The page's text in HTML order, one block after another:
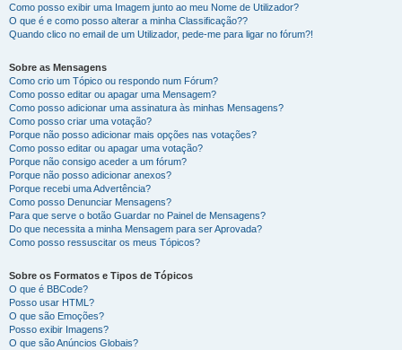
Como posso exibir uma Imagem junto ao meu Nome de Utilizador?
O que é e como posso alterar a minha Classificação??
Quando clico no email de um Utilizador, pede-me para ligar no fórum?!
Sobre as Mensagens
Como crio um Tópico ou respondo num Fórum?
Como posso editar ou apagar uma Mensagem?
Como posso adicionar uma assinatura às minhas Mensagens?
Como posso criar uma votação?
Porque não posso adicionar mais opções nas votações?
Como posso editar ou apagar uma votação?
Porque não consigo aceder a um fórum?
Porque não posso adicionar anexos?
Porque recebi uma Advertência?
Como posso Denunciar Mensagens?
Para que serve o botão Guardar no Painel de Mensagens?
Do que necessita a minha Mensagem para ser Aprovada?
Como posso ressuscitar os meus Tópicos?
Sobre os Formatos e Tipos de Tópicos
O que é BBCode?
Posso usar HTML?
O que são Emoções?
Posso exibir Imagens?
O que são Anúncios Globais?